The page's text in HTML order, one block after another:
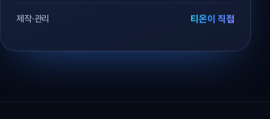
제작·관리 티온이 직접